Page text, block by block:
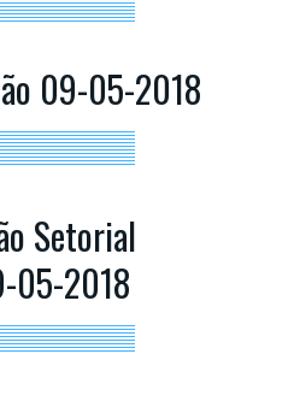
09-05-2018
Setorial
05-2018